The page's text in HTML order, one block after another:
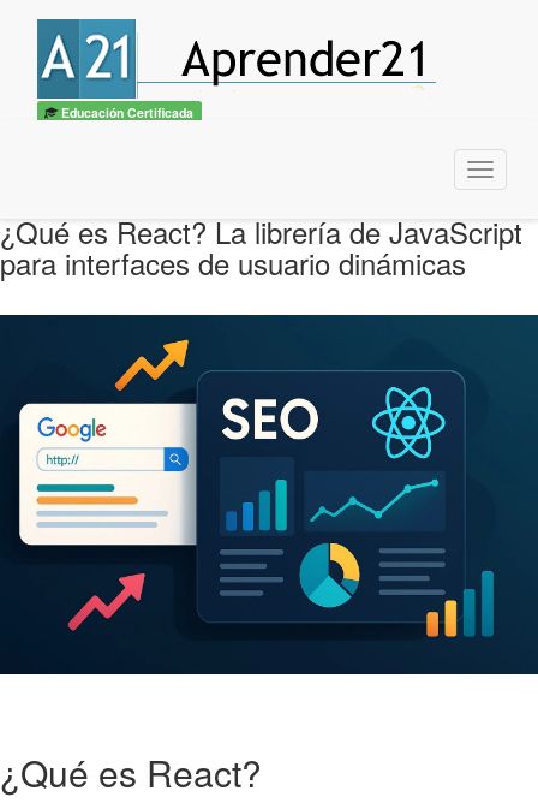
Educación Certificada
Menu
¿Qué es React? La librería de JavaScript
para interfaces de usuario dinámicas
¿Qué es React?